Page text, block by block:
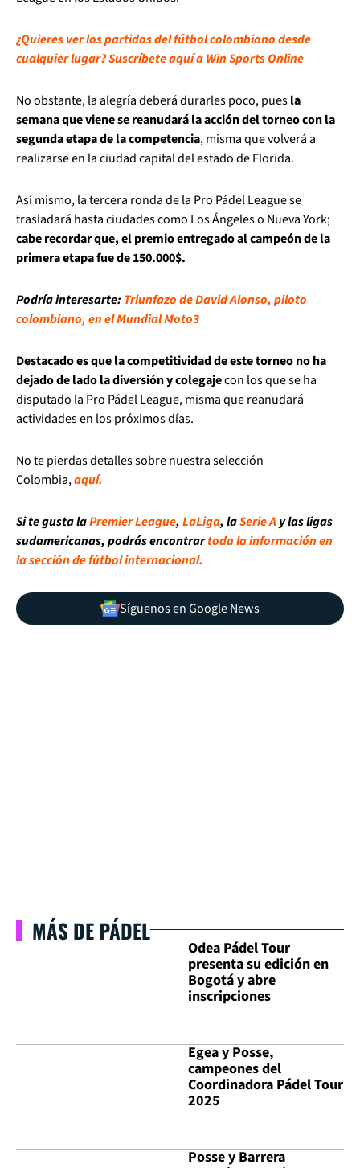
¿Quieres ver los partidos del fútbol colombiano desde
cualquier lugar? Suscríbete aquí a Win Sports Online
No obstante, la alegría deberá durarles poco, puesla
semana que viene se reanudará la acción del torneo con la
segunda etapa de la competencia, misma que volverá a
realizarse en la ciudad capital del estado de Florida.
Así mismo, la tercera ronda de la Pro Pádel League se
trasladará hasta ciudades como Los Ángeles o Nueva York;
cabe recordar que, el premio entregado al campeón de la
primera etapa fue de 150.000$.
Podría interesarte: Triunfazo de David Alonso, piloto
colombiano, en el Mundial Moto3
Destacado es que la competitividad de este torneo no ha
dejado de lado la diversión y colegajecon los que se ha
disputado la Pro Pádel League, misma que reanudará
actividades en los próximos días.
No te pierdas detalles sobre nuestra selección
Colombia,aquí.
Si te gusta laPremier League,LaLiga, laSerie Ay las ligas
sudamericanas, podrás encontrartoda la información en
la sección de fútbol internacional.
Síguenos en Google News
MÁS DE PÁDEL
Odea Pádel Tour
presenta su edición en
Bogotá y abre
inscripciones
Egea y Posse,
campeones del
Coordinadora Pádel Tour
2025
Posse y Barrera